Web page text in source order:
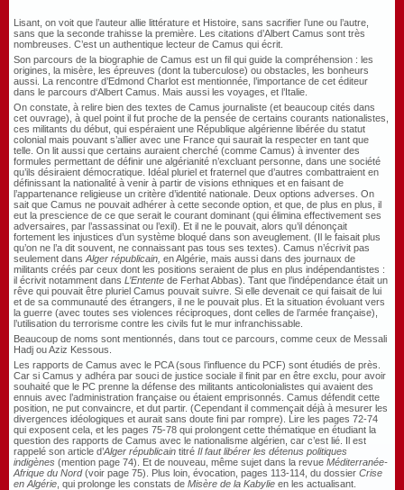
Lisant, on voit que l’auteur allie littérature et Histoire, sans sacrifier l’une ou l’autre,
sans que la seconde trahisse la première. Les citations d’Albert Camus sont très
nombreuses. C’est un authentique lecteur de Camus qui écrit.
Son parcours de la biographie de Camus est un fil qui guide la compréhension : les
origines, la misère, les épreuves (dont la tuberculose) ou obstacles, les bonheurs
aussi. La rencontre d’Edmond Charlot est mentionnée, l’importance de cet éditeur
dans le parcours d‘Albert Camus. Mais aussi les voyages, et l’Italie.
On constate, à relire bien des textes de Camus journaliste (et beaucoup cités dans
cet ouvrage), à quel point il fut proche de la pensée de certains courants nationalistes,
ces militants du début, qui espéraient une République algérienne libérée du statut
colonial mais pouvant s’allier avec une France qui saurait la respecter en tant que
telle. On lit aussi que certains auraient cherché (comme Camus) à inventer des
formules permettant de définir une algérianité n’excluant personne, dans une société
qu’ils désiraient démocratique. Idéal pluriel et fraternel que d’autres combattraient en
définissant la nationalité à venir à partir de visions ethniques et en faisant de
l’appartenance religieuse un critère d’identité nationale. Deux options adverses. On
sait que Camus ne pouvait adhérer à cette seconde option, et que, de plus en plus, il
eut la prescience de ce que serait le courant dominant (qui élimina effectivement ses
adversaires, par l’assassinat ou l’exil). Et il ne le pouvait, alors qu’il dénonçait
fortement les injustices d’un système bloqué dans son aveuglement. (Il le faisait plus
qu’on ne l’a dit souvent, ne connaissant pas tous ses textes). Camus n’écrivit pas
seulement dans Alger républicain, en Algérie, mais aussi dans des journaux de
militants créés par ceux dont les positions seraient de plus en plus indépendantistes :
il écrivit notamment dans L’Entente de Ferhat Abbas). Tant que l’indépendance était un
rêve qui pouvait être pluriel Camus pouvait suivre. Si elle devenait ce qui faisait de lui
et de sa communauté des étrangers, il ne le pouvait plus. Et la situation évoluant vers
la guerre (avec toutes ses violences réciproques, dont celles de l’armée française),
l’utilisation du terrorisme contre les civils fut le mur infranchissable.
Beaucoup de noms sont mentionnés, dans tout ce parcours, comme ceux de Messali
Hadj ou Aziz Kessous.
Les rapports de Camus avec le PCA (sous l’influence du PCF) sont étudiés de près.
Car si Camus y adhéra par souci de justice sociale il finit par en être exclu, pour avoir
souhaité que le PC prenne la défense des militants anticolonialistes qui avaient des
ennuis avec l’administration française ou étaient emprisonnés. Camus défendit cette
position, ne put convaincre, et dut partir. (Cependant il commençait déjà à mesurer les
divergences idéologiques et aurait sans doute fini par rompre). Lire les pages 72-74
qui exposent cela, et les pages 75-78 qui prolongent cette thématique en étudiant la
question des rapports de Camus avec le nationalisme algérien, car c’est lié. Il est
rappelé son article d’Alger républicain titré Il faut libérer les détenus politiques
indigènes (mention page 74). Et de nouveau, même sujet dans la revue Méditerranée-
Afrique du Nord(voir page 75). Plus loin, évocation, pages 113-114, du dossier Crise
en Algérie , qui prolonge les constats de Misère de la Kabylie en les actualisant.